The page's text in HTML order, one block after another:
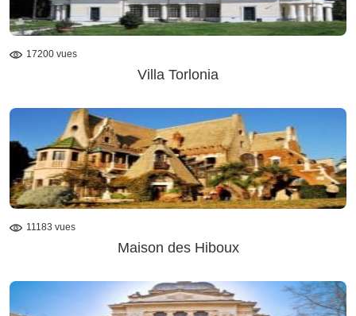
17200 vues
Villa Torlonia
11183 vues
Maison des Hiboux